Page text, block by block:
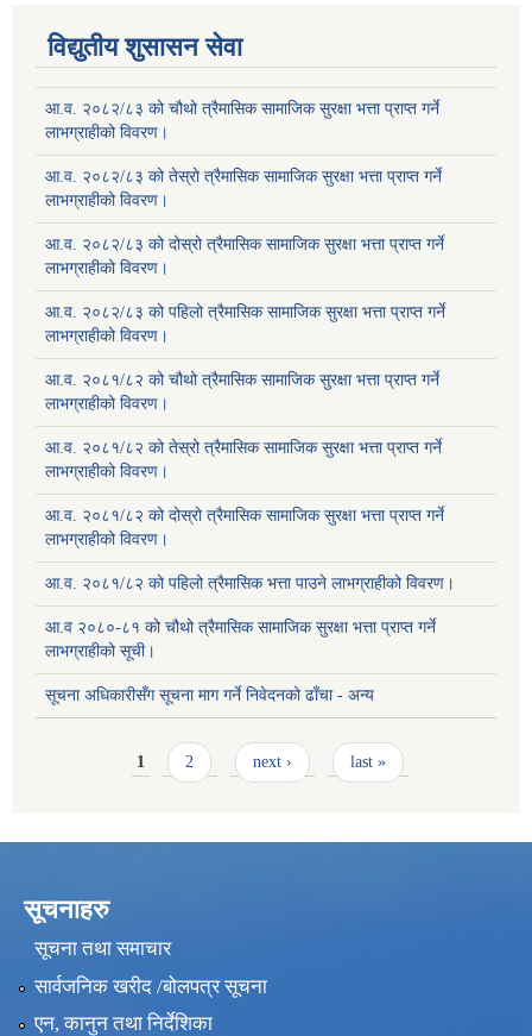
विद्युतीय शुसासन सेवा
आ.व. २०८२/८३ को चौथो त्रैमासिक सामाजिक सुरक्षा भत्ता प्राप्त गर्ने
लाभग्राहीको विवरण।
आ.व. २०८२/८३ को तेस्रो त्रैमासिक सामाजिक सुरक्षा भत्ता प्राप्त गर्ने
लाभग्राहीको विवरण।
आ.व. २०८२/८३ को दोस्रो त्रैमासिक सामाजिक सुरक्षा भत्ता प्राप्त गर्ने
लाभग्राहीको विवरण।
आ.व. २०८२/८३ को पहिलो त्रैमासिक सामाजिक सुरक्षा भत्ता प्राप्त गर्ने
लाभग्राहीको विवरण।
आ.व. २०८१/८२ को चौथो त्रैमासिक सामाजिक सुरक्षा भत्ता प्राप्त गर्ने
लाभग्राहीको विवरण।
आ.व. २०८१/८२ को तेस्रो त्रैमासिक सामाजिक सुरक्षा भत्ता प्राप्त गर्ने
लाभग्राहीको विवरण।
आ.व. २०८१/८२ को दोस्रो त्रैमासिक सामाजिक सुरक्षा भत्ता प्राप्त गर्ने
लाभग्राहीको विवरण।
आ.व. २०८१/८२ को पहिलो त्रैमासिक भत्ता पाउने लाभग्राहीको विवरण।
आ.व २०८०-८१ को चौथो त्रैमासिक सामाजिक सुरक्षा भत्ता प्राप्त गर्ने
लाभग्राहीको सूची।
सूचना अधिकारीसँग सूचना माग गर्ने निवेदनको ढाँचा - अन्य
1 2 next › last »
सूचनाहरु
सूचना तथा समाचार
सार्वजनिक खरीद /बोलपत्र सूचना
एन, कानुन तथा निर्देशिका